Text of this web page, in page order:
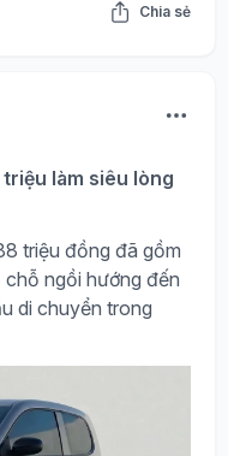
Chia sẻ
làm siêu lòng
triệu đồng đã gồm
ngồi hướng đến
di chuyển trong